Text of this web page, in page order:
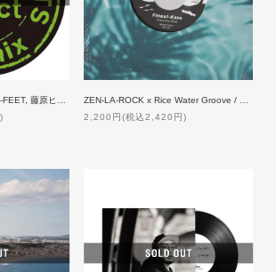
2,200円(税込2,420円)